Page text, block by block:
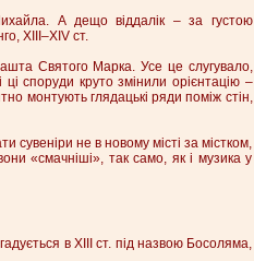
А дещо віддалік – за густою
XIII–XIV ст.
Святого Марка. Усе це слугувало,
споруди круто змінили орієнтацію –
монтують глядацькі ряди поміж стін,
сувеніри не в новому місті за містком,
«смачніші», так само, як і музика у
в ХІІІ ст. під назвою Босоляма,